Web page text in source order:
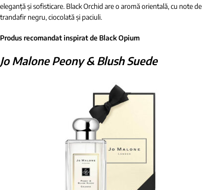
eleganță și sofisticare. Black Orchid are o aromă orientală, cu note de
trandafir negru, ciocolată și paciuli.
Produs recomandat inspirat de Black Opium
Jo Malone Peony & Blush Suede